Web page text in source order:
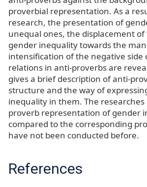
proverbial representation. As a
research, the presentation of
unequal ones, the displacement
gender inequality towards the
intensification of the negative side
relations in anti-proverbs are
gives a brief description of anti-
structure and the way of
inequality in them. The
proverb representation of gender
compared to the corresponding
have not been conducted before.
References